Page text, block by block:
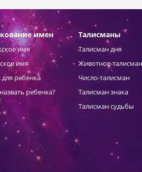
имен
имя
имя
ребенка
ребенка?
Талисманы
Талисман дня
Животное-талисман
Число-талисман
Талисман знака
Талисман судьбы